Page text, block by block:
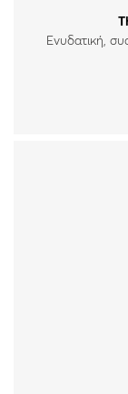
Ενυδατική,